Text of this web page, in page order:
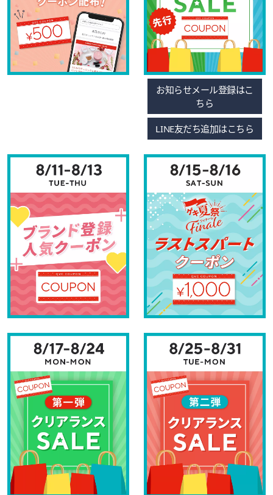
お知らせメール登録はこ
ちら
LINE友だち追加はこちら